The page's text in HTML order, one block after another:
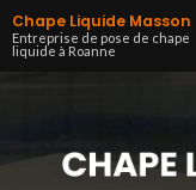
Aller
au
contenu
Chape Liquide Masson
Entreprise de pose de chape
liquide à Roanne